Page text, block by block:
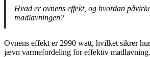
Hvad er ovnens effekt, og hvordan
madlavningen?
Ovnens effekt er 2990 watt, hvilket sikrer
jævn varmefordeling for effektiv madlavning.